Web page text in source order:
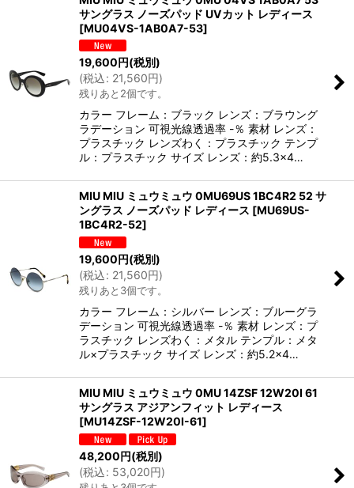
サングラス ノーズパッド UVカット レディース
[MU04VS-1AB0A7-53]
19,600円(税別)
(税込: 21,560円)
残りあと2個です。
カラー フレーム：ブラック レンズ：ブラウング
ラデーション 可視光線透過率 -％ 素材 レンズ：
プラスチック レンズわく：プラスチック テンプ
ル：プラスチック サイズ レンズ：約5.3×4…
MIU MIU ミュウミュウ 0MU69US 1BC4R2 52 サ
ングラス ノーズパッド レディース [MU69US-
1BC4R2-52]
19,600円(税別)
(税込: 21,560円)
残りあと3個です。
カラー フレーム：シルバー レンズ：ブルーグラ
デーション 可視光線透過率 -％ 素材 レンズ：プ
ラスチック レンズわく：メタル テンプル：メタ
ル×プラスチック サイズ レンズ：約5.2×4…
MIU MIU ミュウミュウ 0MU 14ZSF 12W20I 61
サングラス アジアンフィット レディース
[MU14ZSF-12W20I-61]
48,200円(税別)
(税込: 53,020円)